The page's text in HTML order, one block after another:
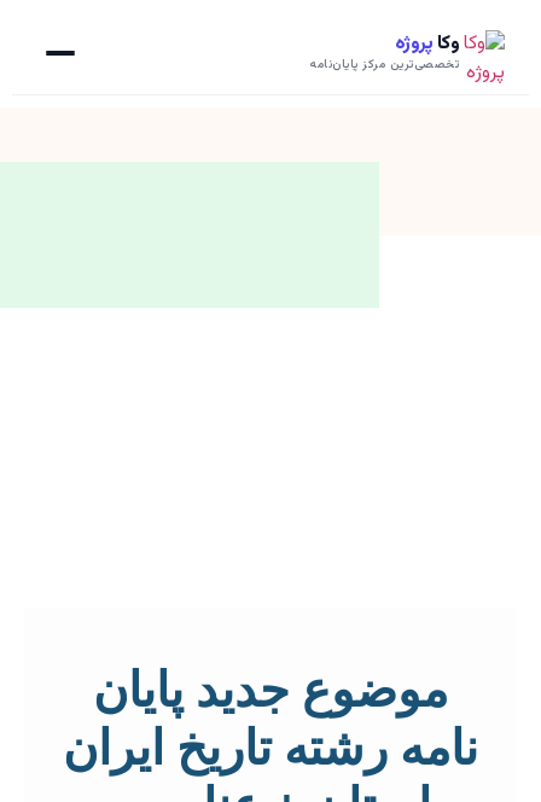
وکا پروژه
تخصصی‌ترین مرکز پایان‌نامه
موضوع جدید پایان
نامه رشته تاریخ ایران